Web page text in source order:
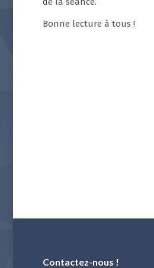
Bonne lecture à tous !
Contactez-nous !